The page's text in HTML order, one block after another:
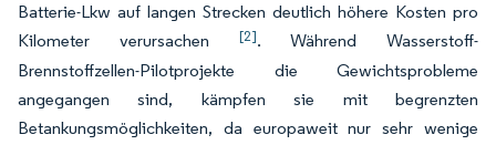
Batterie-Lkw auf langen Strecken deutlich höhere Kosten pro
Kilometer verursachen [2]. Während Wasserstoff-
Brennstoffzellen-Pilotprojekte die Gewichtsprobleme
angegangen sind, kämpfen sie mit begrenzten
Betankungsmöglichkeiten, da europaweit nur sehr wenige